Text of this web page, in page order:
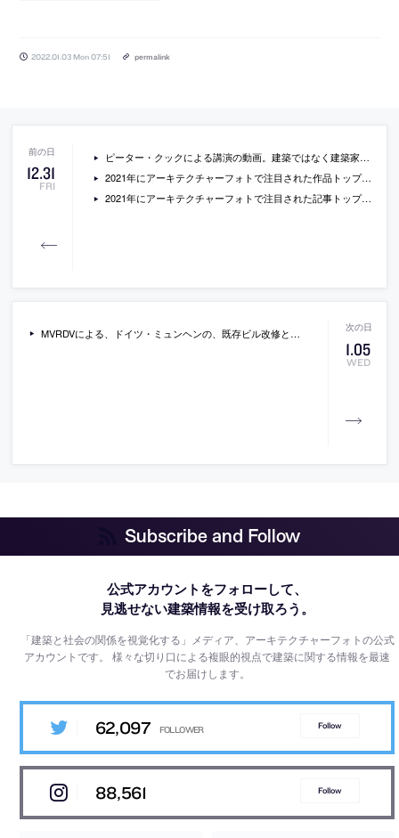
2022.01.03 Mon 07:51 permalink
12.31
FRI
ピーター・クックによる講演の動画。建築ではなく建築家自身について語る「Architects, not Architecture.」として行われたもの
2021年にアーキテクチャーフォトで注目された作品トップ10
2021年にアーキテクチャーフォトで注目された記事トップ100
1.05
WED
MVRDVによる、ドイツ・ミュンヘンの、既存ビル改修とタワー新築「Candid-Tor」。上部が結合する2つのタワーが地域のランドマークとなるべく構想、外観と量塊は既存建物を参照し関連を持たせ、塊がずれる事でタワー利用者が使用できる共有の屋上も生み出す
Subscribe and Follow
公式アカウントをフォローして、
見逃せない建築情報を受け取ろう。
「建築と社会の関係を視覚化する」メディア、アーキテクチャーフォトの公式
アカウントです。様々な切り口による複眼的視点で建築に関する情報を最速
でお届けします。
62,097 Follow
88,561 Follow